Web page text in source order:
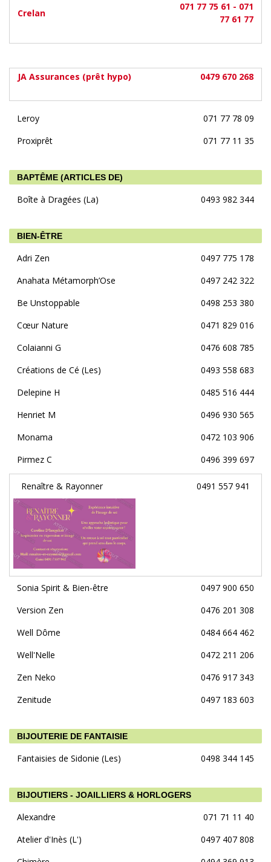
Crelan
071 77 75 61 - 071
77 61 77
JA Assurances (prêt hypo) 0479 670 268
Leroy
071 77 78 09
Proxiprêt
071 77 11 35
BAPTÊME (ARTICLES DE)
Boîte à Dragées (La) 0493 982 344
BIEN-ÊTRE
Adri Zen
0497 775 178
Anahata Métamorph’Ose
0497 242 322
Be Unstoppable
0498 253 380
Cœur Nature
0471 829 016
Colaianni G
0476 608 785
Créations de Cé (Les)
0493 558 683
Delepine H
0485 516 444
Henriet M
0496 930 565
Monama
0472 103 906
Pirmez C
0496 399 697
Renaître & Rayonner 0491 557 941
Sonia Spirit & Bien-être
0497 900 650
Version Zen
0476 201 308
Well Dôme
0484 664 462
Well'Nelle
0472 211 206
Zen Neko
0476 917 343
Zenitude
0497 183 603
BIJOUTERIE DE FANTAISIE
Fantaisies de Sidonie (Les) 0498 344 145
BIJOUTIERS - JOAILLIERS & HORLOGERS
Alexandre
071 71 11 40
Atelier d'Inès (L')
0497 407 808